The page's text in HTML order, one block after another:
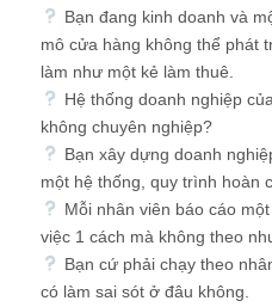
Bạn đang kinh doanh và
mô cửa hàng không thể phát
làm như một kẻ làm thuê.
Hệ thống doanh nghiệp
không chuyên nghiệp?
Bạn xây dựng doanh
một hệ thống, quy trình hoàn
Mỗi nhân viên báo cáo
việc 1 cách mà không theo
Bạn cứ phải chạy theo
có làm sai sót ở đâu không.